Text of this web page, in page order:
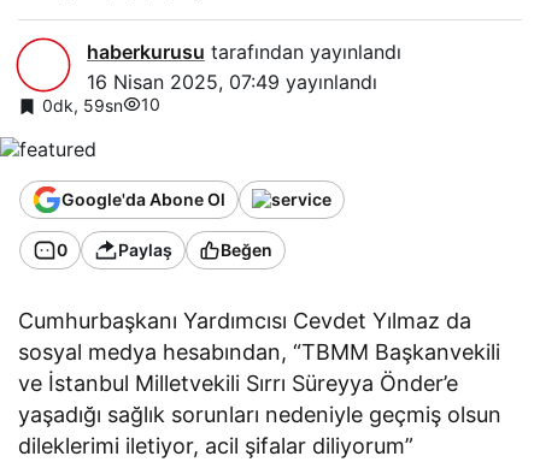
haberkurusu tarafından yayınlandı
16 Nisan 2025, 07:49 yayınlandı
0dk, 59sn 10
Google'da Abone Ol
0 Paylaş Beğen
Cumhurbaşkanı Yardımcısı Cevdet Yılmaz da
sosyal medya hesabından, “TBMM Başkanvekili
ve İstanbul Milletvekili Sırrı Süreyya Önder’e
yaşadığı sağlık sorunları nedeniyle geçmiş olsun
dileklerimi iletiyor, acil şifalar diliyorum”